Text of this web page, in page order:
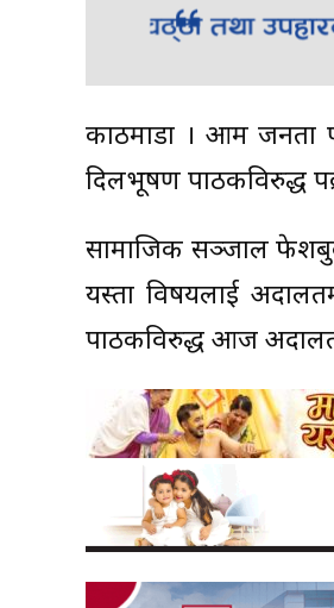
काठमाडौं । आम जनता
दिलभूषण पाठकविरुद्ध
सामाजिक सञ्जाल
यस्ता विषयलाई
पाठकविरुद्ध आज